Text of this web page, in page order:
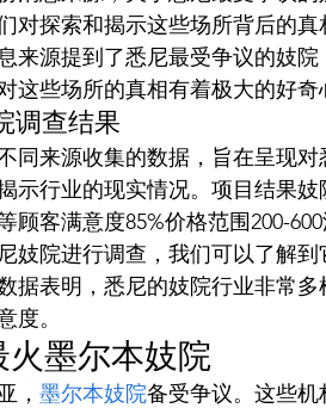
对探索和揭示这些场所背后的
来源提到了悉尼最受争议的妓
这些场所的真相有着极大的好
调查结果
同来源收集的数据，旨在呈现
示行业的现实情况。项目结果
顾客满意度85%价格范围200-
妓院进行调查，我们可以了解
据表明，悉尼的妓院行业非常
度。
火墨尔本妓院
， 墨尔本妓院备受争议。这些